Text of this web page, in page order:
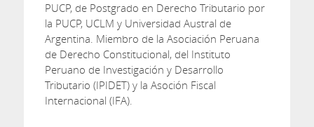
PUCP, de Postgrado en Derecho Tributario por
la PUCP, UCLM y Universidad Austral de
Argentina. Miembro de la Asociación Peruana
de Derecho Constitucional, del Instituto
Peruano de Investigación y Desarrollo
Tributario (IPIDET) y la Asoción Fiscal
Internacional (IFA).